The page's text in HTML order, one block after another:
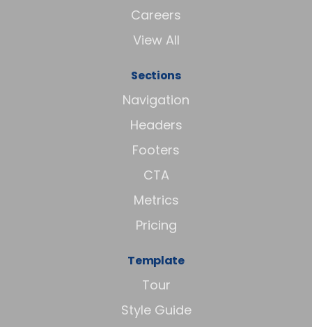
Careers
View All
Sections
Navigation
Headers
Footers
CTA
Metrics
Pricing
Template
Tour
Style Guide